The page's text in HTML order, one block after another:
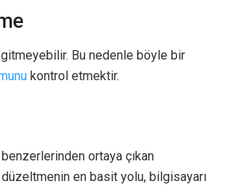
gitmeyebilir. Bu nedenle böyle bir
kontrol etmektir.
ortaya çıkan
en basit yolu, bilgisayarı